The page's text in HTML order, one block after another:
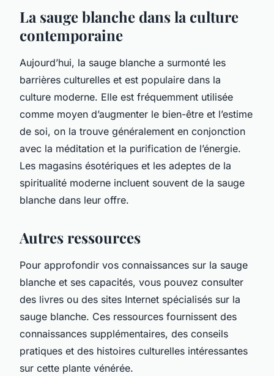
La sauge blanche dans la culture
contemporaine
Aujourd’hui, la sauge blanche a surmonté les
barrières culturelles et est populaire dans la
culture moderne. Elle est fréquemment utilisée
comme moyen d’augmenter le bien-être et l’estime
de soi, on la trouve généralement en conjonction
avec la méditation et la purification de l’énergie.
Les magasins ésotériques et les adeptes de la
spiritualité moderne incluent souvent de la sauge
blanche dans leur offre.
Autres ressources
Pour approfondir vos connaissances sur la sauge
blanche et ses capacités, vous pouvez consulter
des livres ou des sites Internet spécialisés sur la
sauge blanche. Ces ressources fournissent des
connaissances supplémentaires, des conseils
pratiques et des histoires culturelles intéressantes
sur cette plante vénérée.